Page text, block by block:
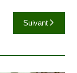
Suivant